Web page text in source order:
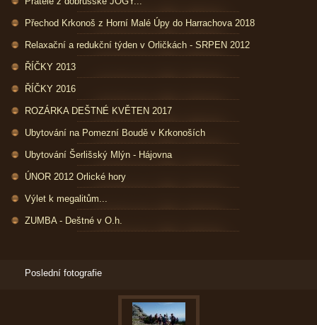
Přechod Krkonoš z Horní Malé Úpy do Harrachova 2018
Relaxační a redukční týden v Orličkách - SRPEN 2012
ŘÍČKY 2013
ŘÍČKY 2016
ROZÁRKA DEŠTNÉ KVĚTEN 2017
Ubytování na Pomezní Boudě v Krkonoších
Ubytování Šerlišský Mlýn - Hájovna
ÚNOR 2012 Orlické hory
Výlet k megalitům...
ZUMBA - Deštné v O.h.
Poslední fotografie